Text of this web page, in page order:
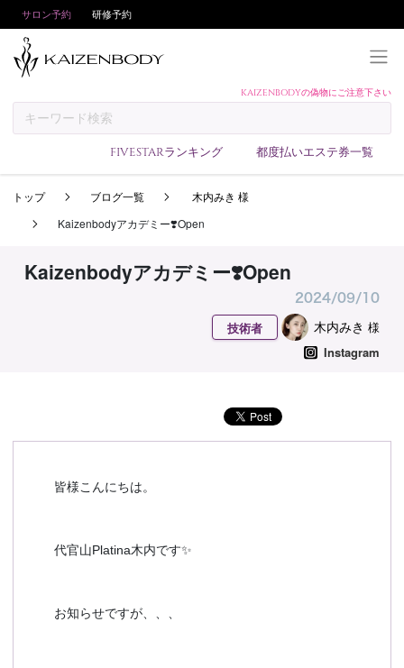
サロン予約 研修予約
KAIZENBODYの偽物にご注意下さい
FIVESTARランキング 都度払いエステ券一覧
予約方法
サロンランキング
技術者ランキング
アンケート
お気に入り
トップ ブログ一覧
木内みき 様
Kaizenbodyアカデミー❣️Open
Kaizenbodyアカデミー❣️Open
2024/09/10
技術者 木内みき 様
Instagram
皆様こんにちは。
代官山Platina木内です✨
お知らせですが、、、